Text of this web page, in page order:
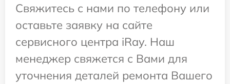
Свяжитесь с нами по телефону или
оставьте заявку на сайте
сервисного центра iRay. Наш
менеджер свяжется с Вами для
уточнения деталей ремонта Вашего